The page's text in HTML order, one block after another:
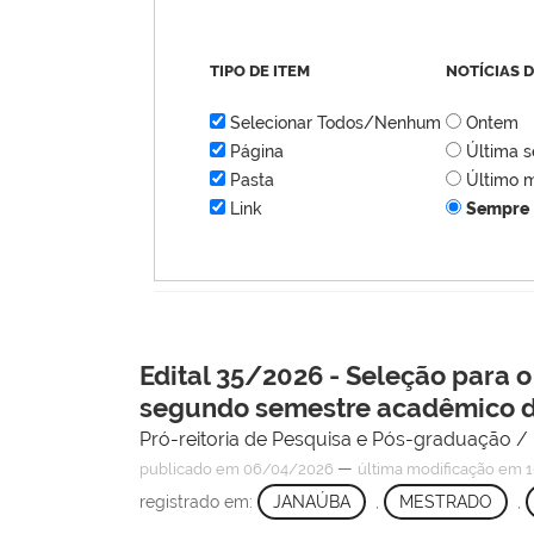
TIPO DE ITEM
Selecionar Todos/Nenhum
Página
Pasta
Link
NOTÍCIAS
Ontem
Última
Último
Sempre
Edital 35/2026 - Seleção para
segundo semestre acadêmico
Pró-reitoria de Pesquisa e Pós-graduação /
publicado em 06/04/2026 — última modificação em
registrado em: JANAÚBA MESTRADO